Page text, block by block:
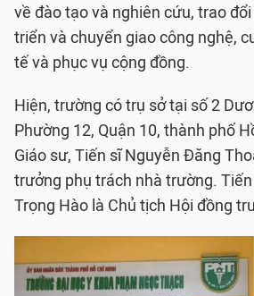
về đào tạo và nghiên cứu, trao
triển và chuyển giao công nghệ,
tế và phục vụ cộng đồng.
Hiện, trường có trụ sở tại số 2
Phường 12, Quận 10, thành phố
Giáo sư, Tiến sĩ Nguyễn Đăng
trưởng phụ trách nhà trường.
Trọng Hào là Chủ tịch Hội đồng